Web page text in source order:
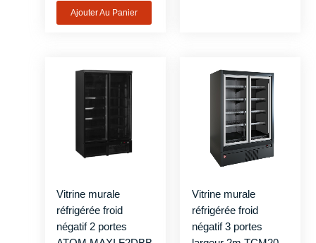
Ajouter Au Panier
Vitrine murale
réfrigérée froid
négatif 2 portes
Vitrine murale
réfrigérée froid
négatif 3 portes